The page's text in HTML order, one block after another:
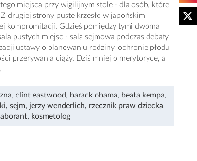
miejsca przy wigilijnym stole - dla osób, które
drugiej strony puste krzesło w japońskim
kompromitacji. Gdzieś pomiędzy tymi dwoma
pustych miejsc - sala sejmowa podczas debaty
ustawy o planowaniu rodziny, ochronie płodu
przerywania ciąży. Dziś mniej o merytoryce, a
, clint eastwood, barack obama, beata kempa,
, sejm, jerzy wenderlich, rzecznik praw dziecka,
laborant, kosmetolog